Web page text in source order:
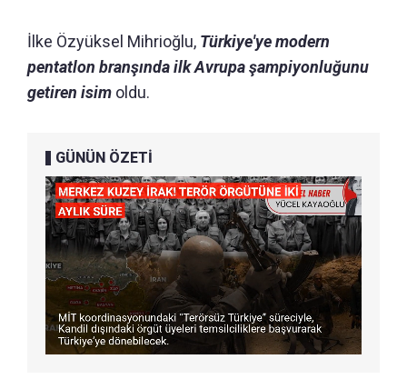
İlke Özyüksel Mihrioğlu, Türkiye'ye modern
pentatlon branşında ilk Avrupa şampiyonluğunu
getiren isim oldu.
GÜNÜN ÖZETİ